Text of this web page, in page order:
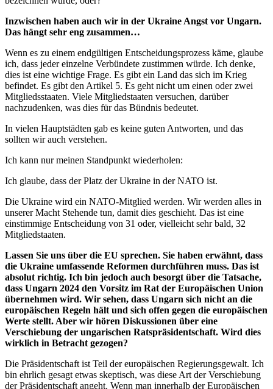
Inzwischen haben auch wir in der Ukraine Angst vor Ungarn.
Das hängt sehr eng zusammen…
Wenn es zu einem endgültigen Entscheidungsprozess käme, glaube
ich, dass jeder einzelne Verbündete zustimmen würde. Ich denke,
dies ist eine wichtige Frage. Es gibt ein Land das sich im Krieg
befindet. Es gibt den Artikel 5. Es geht nicht um einen oder zwei
Mitgliedsstaaten. Viele Mitgliedstaaten versuchen, darüber
nachzudenken, was dies für das Bündnis bedeutet.
In vielen Hauptstädten gab es keine guten Antworten, und das
sollten wir auch verstehen.
Ich kann nur meinen Standpunkt wiederholen:
Ich glaube, dass der Platz der Ukraine in der NATO ist.
Die Ukraine wird ein NATO-Mitglied werden. Wir werden alles in
unserer Macht Stehende tun, damit dies geschieht. Das ist eine
einstimmige Entscheidung von 31 oder, vielleicht sehr bald, 32
Mitgliedstaaten.
Lassen Sie uns über die EU sprechen. Sie haben erwähnt, dass
die Ukraine umfassende Reformen durchführen muss. Das ist
absolut richtig. Ich bin jedoch auch besorgt über die Tatsache,
dass Ungarn 2024 den Vorsitz im Rat der Europäischen Union
übernehmen wird. Wir sehen, dass Ungarn sich nicht an die
europäischen Regeln hält und sich offen gegen die europäischen
Werte stellt. Aber wir hören Diskussionen über eine
Verschiebung der ungarischen Ratspräsidentschaft. Wird dies
wirklich in Betracht gezogen?
Die Präsidentschaft ist Teil der europäischen Regierungsgewalt. Ich
bin ehrlich gesagt etwas skeptisch, was diese Art der Verschiebung
der Präsidentschaft angeht. Wenn man innerhalb der Europäischen